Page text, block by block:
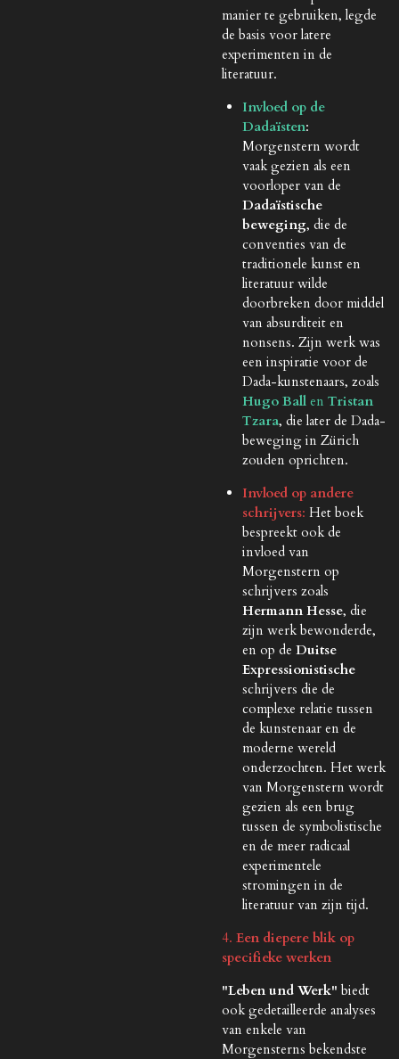
manier te gebruiken, legde
de basis voor latere
experimenten in de
literatuur.
Invloed op de
Dadaïsten:
Morgenstern wordt
vaak gezien als een
voorloper van de
Dadaïstische
beweging, die de
conventies van de
traditionele kunst en
literatuur wilde
doorbreken door middel
van absurditeit en
nonsens. Zijn werk was
een inspiratie voor de
Dada-kunstenaars, zoals
Hugo Ballen Tristan
Tzara, die later de Dada-
beweging in Zürich
zouden oprichten.
Invloed op andere
schrijvers: Het boek
bespreekt ook de
invloed van
Morgenstern op
schrijvers zoals
Hermann Hesse, die
zijn werk bewonderde,
en op de Duitse
Expressionistische
schrijvers die de
complexe relatie tussen
de kunstenaar en de
moderne wereld
onderzochten. Het werk
van Morgenstern wordt
gezien als een brug
tussen de symbolistische
en de meer radicaal
experimentele
stromingen in de
literatuur van zijn tijd.
4. Een diepere blik op
specifieke werken
"Leben und Werk" biedt
ook gedetailleerde analyses
van enkele van
Morgensterns bekendste